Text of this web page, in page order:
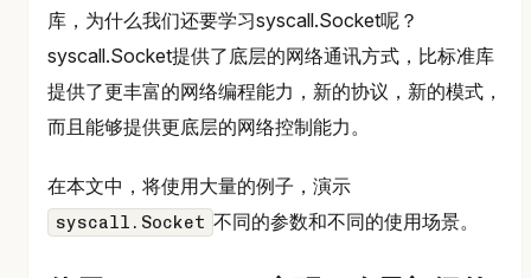
库，为什么我们还要学习syscall.Socket呢？
syscall.Socket提供了底层的网络通讯方式，比标准库
提供了更丰富的网络编程能力，新的协议，新的模式，
而且能够提供更底层的网络控制能力。
在本文中，将使用大量的例子，演示
syscall.Socket 不同的参数和不同的使用场景。